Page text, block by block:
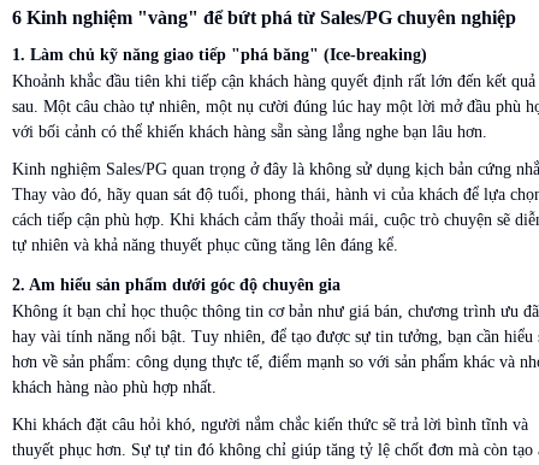
6 Kinh nghiệm "vàng" để bứt phá từ Sales/PG chuyên nghiệp
1. Làm chủ kỹ năng giao tiếp "phá băng" (Ice-breaking)
Khoảnh khắc đầu tiên khi tiếp cận khách hàng quyết định rất lớn đến kết quả
sau. Một câu chào tự nhiên, một nụ cười đúng lúc hay một lời mở đầu phù
với bối cảnh có thể khiến khách hàng sẵn sàng lắng nghe bạn lâu hơn.
Kinh nghiệm Sales/PG quan trọng ở đây là không sử dụng kịch bản cứng
Thay vào đó, hãy quan sát độ tuổi, phong thái, hành vi của khách để lựa
cách tiếp cận phù hợp. Khi khách cảm thấy thoải mái, cuộc trò chuyện sẽ
tự nhiên và khả năng thuyết phục cũng tăng lên đáng kể.
2. Am hiểu sản phẩm dưới góc độ chuyên gia
Không ít bạn chỉ học thuộc thông tin cơ bản như giá bán, chương trình ưu
hay vài tính năng nổi bật. Tuy nhiên, để tạo được sự tin tưởng, bạn cần hiểu
hơn về sản phẩm: công dụng thực tế, điểm mạnh so với sản phẩm khác và
khách hàng nào phù hợp nhất.
Khi khách đặt câu hỏi khó, người nắm chắc kiến thức sẽ trả lời bình tĩnh và
thuyết phục hơn. Sự tự tin đó không chỉ giúp tăng tỷ lệ chốt đơn mà còn tạo